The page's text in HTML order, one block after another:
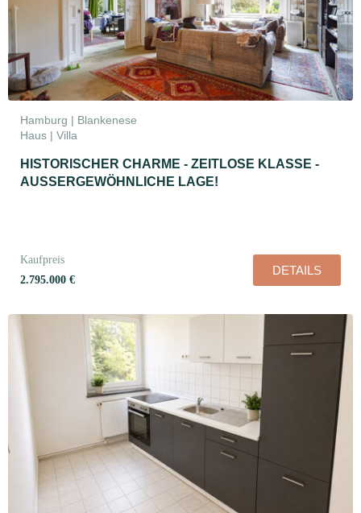
Hamburg | Blankenese
Haus | Villa
HISTORISCHER CHARME - ZEITLOSE KLASSE -
AUSSERGEWÖHNLICHE LAGE!
Kaufpreis
2.795.000 €
DETAILS